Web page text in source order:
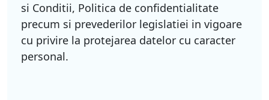
si Conditii, Politica de confidentialitate
precum si prevederilor legislatiei in vigoare
cu privire la protejarea datelor cu caracter
personal.